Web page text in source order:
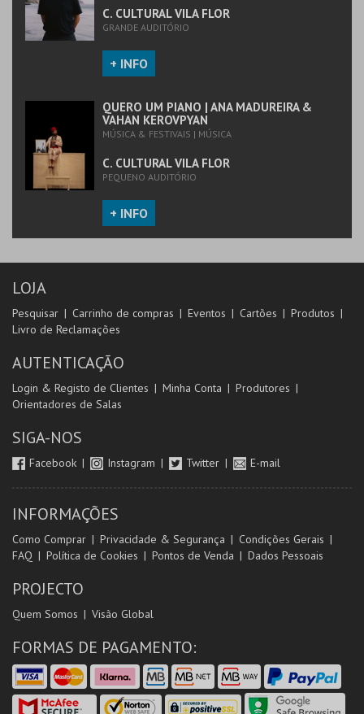
C. CULTURAL VILA FLOR
GRANDE AUDITÓRIO
+ INFO
QUERO UM PIANO | ANA MADUREIRA &
VAHAN KEROVPYAN
MÚSICA & FESTIVAIS | MÚSICA
C. CULTURAL VILA FLOR
PEQUENO AUDITÓRIO
+ INFO
LOJA
Pesquisar Carrinho de compras Eventos Cartões
Produtos
Livro de Reclamações
AUTENTICAÇÃO
Login & Registo de Clientes Minha Conta
Produtores
Orientadores de Salas
SIGA-NOS
Facebook Instagram Twitter E-mail
INFORMAÇÕES
Como Comprar Privacidade & Segurança
Condições Gerais
FAQ
Política de Cookies Pontos de Venda Dados Pessoais
PROJECTO
Quem Somos Visão Global
FORMAS DE PAGAMENTO: